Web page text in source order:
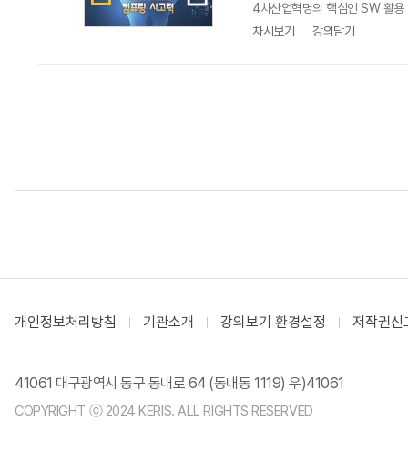
4차산업혁명의 핵심인 SW 활용
차시보기
강의담기
개인정보처리방침 기관소개 강의보기 환경설정 저작권신
41061 대구광역시 동구 동내로 64 (동내동 1119) 우)41061
COPYRIGHT ⓒ 2024 KERIS. ALL RIGHTS RESERVED